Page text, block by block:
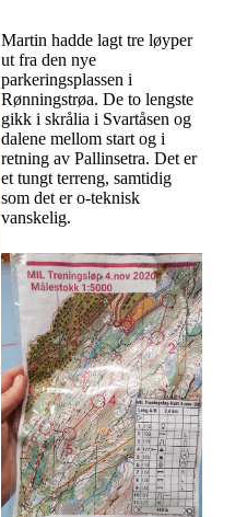
Martin hadde lagt tre løyper
ut fra den nye
parkeringsplassen i
Rønningstrøa. De to lengste
gikk i skrålia i Svartåsen og
dalene mellom start og i
retning av Pallinsetra. Det er
et tungt terreng, samtidig
som det er o-teknisk
vanskelig.